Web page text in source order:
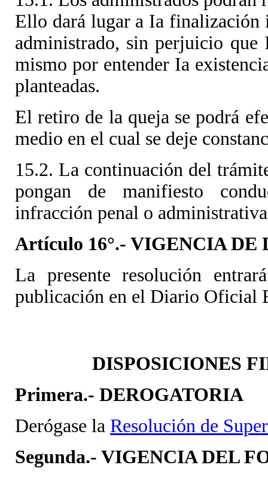
Ello dará lugar a Ia finalización
administrado, sin perjuicio que
mismo por entender Ia
planteadas.
El retiro de la queja se podrá
medio en el cual se deje
15.2. La continuación del
pongan de manifiesto
infracción penal o
Artículo 16°.- VIGENCIA DE
La presente resolución
publicación en el Diario Oficial
DISPOSICIONES
Primera.- DEROGATORIA
Derógase la Resolución de
Segunda.- VIGENCIA DEL